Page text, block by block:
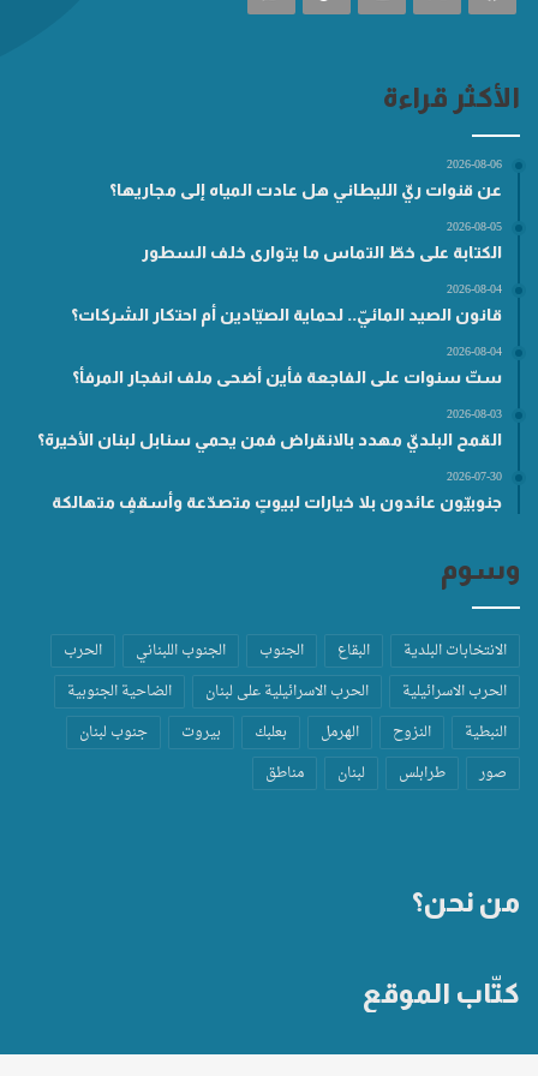
الأكثر قراءة
2026-08-06
عن قنوات ريّ الليطاني هل عادت المياه إلى مجاريها؟
2026-08-05
الكتابة على خطّ التماس ما يتوارى خلف السطور
2026-08-04
قانون الصيد المائيّ.. لحماية الصيّادين أم احتكار الشركات؟
2026-08-04
ستّ سنوات على الفاجعة فأين أضحى ملف انفجار المرفأ؟
2026-08-03
القمح البلديّ مهدد بالانقراض فمن يحمي سنابل لبنان الأخيرة؟
2026-07-30
جنوبيّون عائدون بلا خيارات لبيوتٍ متصدّعة وأسقفٍ متهالكة
وسوم
الانتخابات البلدية البقاع الجنوب الجنوب اللبناني
الحرب
الحرب الاسرائيلية
الحرب الاسرائيلية على لبنان
الضاحية الجنوبية
النبطية
النزوح الهرمل بعلبك بيروت
جنوب لبنان
صور
طرابلس لبنان مناطق
من نحن؟
كتّاب الموقع